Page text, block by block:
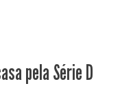
pela Série D